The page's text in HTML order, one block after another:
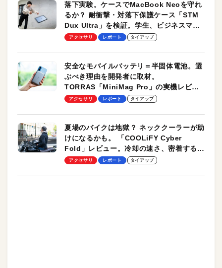
落下実験。ケースでMacBook Neoを守れ
るか？ 耐衝撃・対落下保護ケース「STM
Dux Ultra」を検証。学生、ビジネスマン
のモバイルユースに最適！
アクセサリ レポート タイアップ
安全なモバイルバッテリ＝半固体電池。選
ぶべき理由を開発者に取材。
TORRAS「MiniMag Pro」の実機レビュ
ーも
アクセサリ レポート タイアップ
夏場のバイクは地獄？ ネッククーラーが助
けになるかも。 「COOLiFY Cyber
Fold」レビュー。冷却の速さ、密着する冷
却プレート、シンプルな操作性がグッド！
アクセサリ レポート タイアップ